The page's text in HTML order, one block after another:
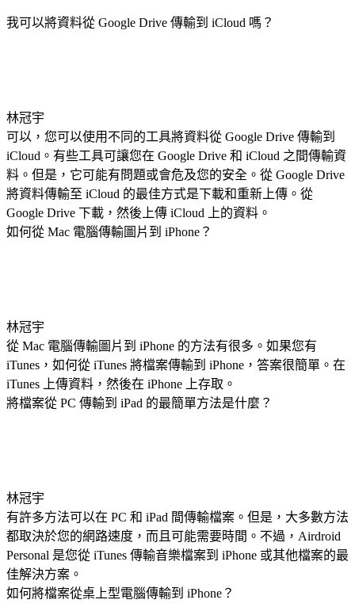
我可以將資料從 Google Drive 傳輸到 iCloud 嗎？
林冠宇
可以，您可以使用不同的工具將資料從 Google Drive 傳輸到
iCloud。有些工具可讓您在 Google Drive 和 iCloud 之間傳輸資
料。但是，它可能有問題或會危及您的安全。從 Google Drive
將資料傳輸至 iCloud 的最佳方式是下載和重新上傳。從
Google Drive 下載，然後上傳 iCloud 上的資料。
如何從 Mac 電腦傳輸圖片到 iPhone？
林冠宇
從 Mac 電腦傳輸圖片到 iPhone 的方法有很多。如果您有
iTunes，如何從 iTunes 將檔案傳輸到 iPhone，答案很簡單。在
iTunes 上傳資料，然後在 iPhone 上存取。
將檔案從 PC 傳輸到 iPad 的最簡單方法是什麼？
林冠宇
有許多方法可以在 PC 和 iPad 間傳輸檔案。但是，大多數方法
都取決於您的網路速度，而且可能需要時間。不過，Airdroid
Personal 是您從 iTunes 傳輸音樂檔案到 iPhone 或其他檔案的最
佳解決方案。
如何將檔案從桌上型電腦傳輸到 iPhone？